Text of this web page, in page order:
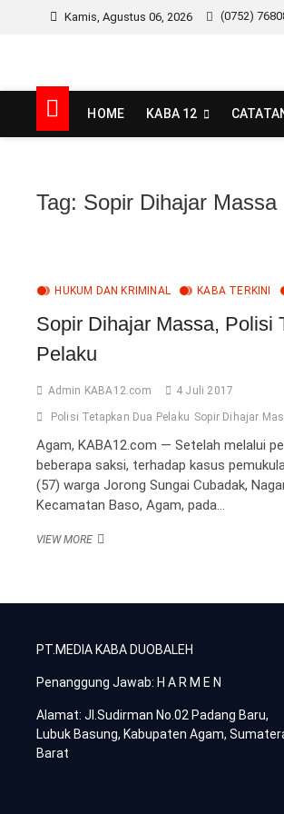
Kamis, Agustus 06, 2026 (0752)
kaba12
HOME KABA 12
Tag: Sopir Dihajar Massa
HUKUM DAN KRIMINAL KABA TERKINI
Sopir Dihajar Massa, Polisi
Pelaku
Admin KABA12.com 4 Juli 2017
Polisi Tetapkan Dua Pelaku Sopir Dihajar
Agam, KABA12.com — Setelah melalui
beberapa saksi, terhadap kasus
(57) warga Jorong Sungai Cubadak,
Kecamatan Baso, Agam, pada…
VIEW MORESOPIR
TETAPKAN
PT.MEDIA KABA DUOBALEH
Penanggung Jawab: H A R M E N
Alamat: Jl.Sudirman No.02 Padang Baru,
Lubuk Basung, Kabupaten Agam,
Barat